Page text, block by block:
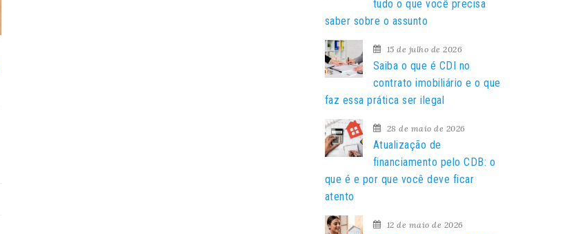
r
o
r
tudo o que você precisa
saber sobre o assunto
15 de julho de 2026
Saiba o que é CDI no
contrato imobiliário e o que
faz essa prática ser ilegal
28 de maio de 2026
Atualização de
financiamento pelo CDB: o
que é e por que você deve ficar
atento
12 de maio de 2026